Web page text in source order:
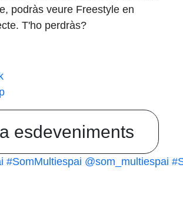
podràs veure Freestyle en
T'ho perdràs?
esdeveniments
#SomMultiespai @som_multiespai